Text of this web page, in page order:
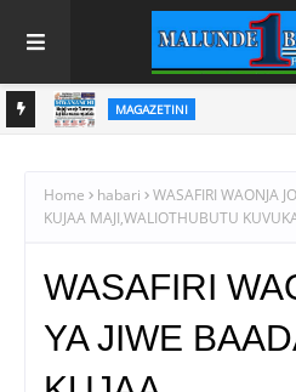
AFYA
Home habari
WASAFIRI WAONJA
KUJAA MAJI,WALIOTHUBUTU
WASAFIRI
YA JIWE